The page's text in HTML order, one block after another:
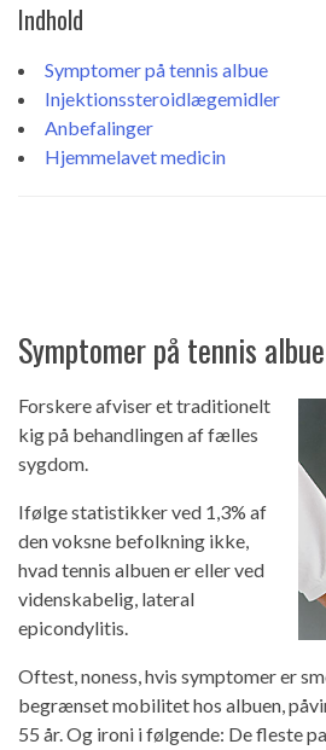
Indhold
Symptomer på tennis albue
Injektionssteroidlægemidler
Anbefalinger
Hjemmelavet medicin
Symptomer på tennis albue
Forskere afviser et traditionelt
kig på behandlingen af ​​fælles
sygdom.
Ifølge statistikker ved 1,3% af
den voksne befolkning ikke,
hvad tennis albuen er eller ved
videnskabelig, lateral
epicondylitis.
Oftest, noness, hvis symptomer er
begrænset mobilitet hos albuen,
55 år. Og ironi i følgende: De fleste